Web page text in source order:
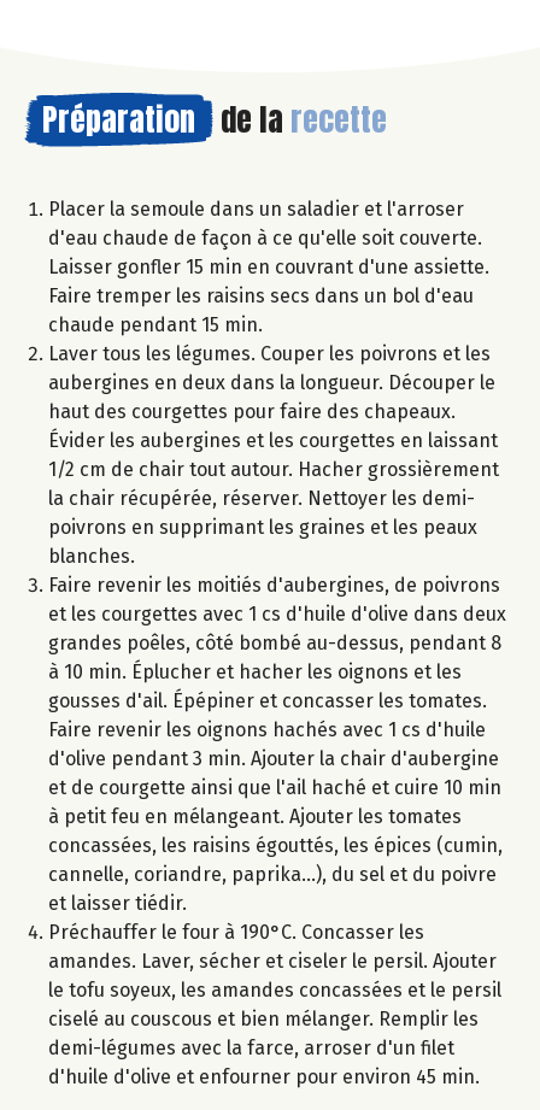
Préparation de la recette
Placer la semoule dans un saladier et l'arroser
d'eau chaude de façon à ce qu'elle soit couverte.
Laisser gonfler 15 min en couvrant d'une assiette.
Faire tremper les raisins secs dans un bol d'eau
chaude pendant 15 min.
Laver tous les légumes. Couper les poivrons et les
aubergines en deux dans la longueur. Découper le
haut des courgettes pour faire des chapeaux.
Évider les aubergines et les courgettes en laissant
1/2 cm de chair tout autour. Hacher grossièrement
la chair récupérée, réserver. Nettoyer les demi-
poivrons en supprimant les graines et les peaux
blanches.
Faire revenir les moitiés d'aubergines, de poivrons
et les courgettes avec 1 cs d'huile d'olive dans deux
grandes poêles, côté bombé au-dessus, pendant 8
à 10 min. Éplucher et hacher les oignons et les
gousses d'ail. Épépiner et concasser les tomates.
Faire revenir les oignons hachés avec 1 cs d'huile
d'olive pendant 3 min. Ajouter la chair d'aubergine
et de courgette ainsi que l'ail haché et cuire 10 min
à petit feu en mélangeant. Ajouter les tomates
concassées, les raisins égouttés, les épices (cumin,
cannelle, coriandre, paprika...), du sel et du poivre
et laisser tiédir.
Préchauffer le four à 190°C. Concasser les
amandes. Laver, sécher et ciseler le persil. Ajouter
le tofu soyeux, les amandes concassées et le persil
ciselé au couscous et bien mélanger. Remplir les
demi-légumes avec la farce, arroser d'un filet
d'huile d'olive et enfourner pour environ 45 min.